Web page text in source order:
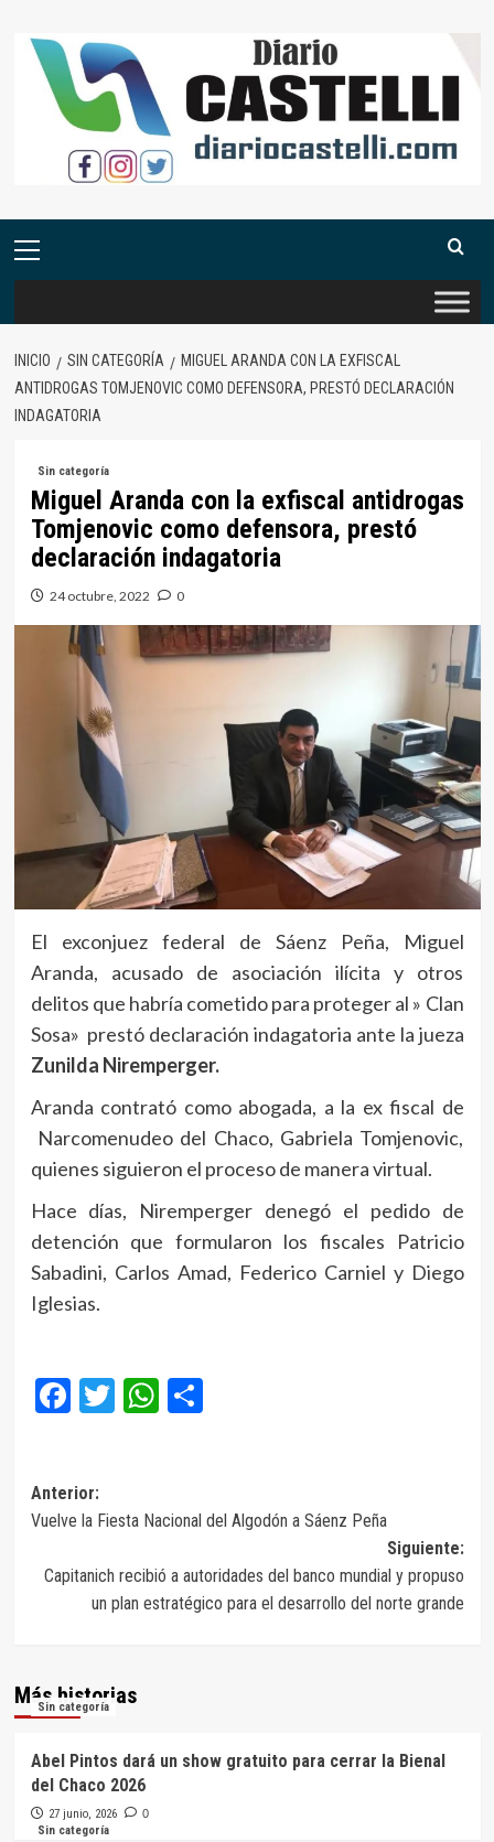
contenido
Menú
INICIO SIN CATEGORÍA
MIGUEL ARANDA CON LA EXFISCAL
ANTIDROGAS TOMJENOVIC COMO DEFENSORA, PRESTÓ DECLARACIÓN
INDAGATORIA
Sin categoría
Miguel Aranda con la exfiscal antidrogas
Tomjenovic como defensora, prestó
declaración indagatoria
24 octubre, 2022 0
El exconjuez federal de Sáenz Peña, Miguel
Aranda, acusado de asociación ilícita y otros
delitos que habría cometido para proteger al » Clan
Sosa» prestó declaración indagatoria ante la jueza
Zunilda Niremperger.
Aranda contrató como abogada, a la ex fiscal de
Narcomenudeo del Chaco, Gabriela Tomjenovic,
quienes siguieron el proceso de manera virtual.
Hace días, Niremperger denegó el pedido de
detención que formularon los fiscales Patricio
Sabadini, Carlos Amad, Federico Carniel y Diego
Iglesias.
Facebook
Twitter
WhatsApp
Compartir
Navegación
de
entradas
Anterior:
Vuelve la Fiesta Nacional del Algodón a Sáenz Peña
Siguiente:
Capitanich recibió a autoridades del banco mundial y propuso
un plan estratégico para el desarrollo del norte grande
Más historias
Sin categoría
Abel Pintos dará un show gratuito para cerrar la Bienal
del Chaco 2026
27 junio, 2026 0
Sin categoría